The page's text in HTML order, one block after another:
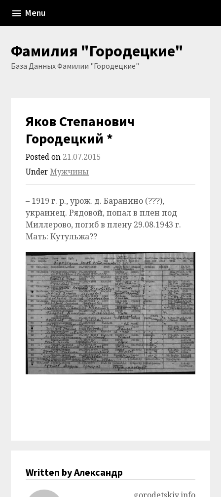
content
Menu
Фамилия "Городецкие"
База Данных Фамилии "Городецкие"
Яков Степанович
Городецкий *
Posted on 21.07.2015
UnderМужчины
– 1919 г. р., урож. д. Баранино (???),
украинец. Рядовой, попал в плен под
Миллерово, погиб в плену 29.08.1943 г.
Мать: Кутульжа??
Written by Александр